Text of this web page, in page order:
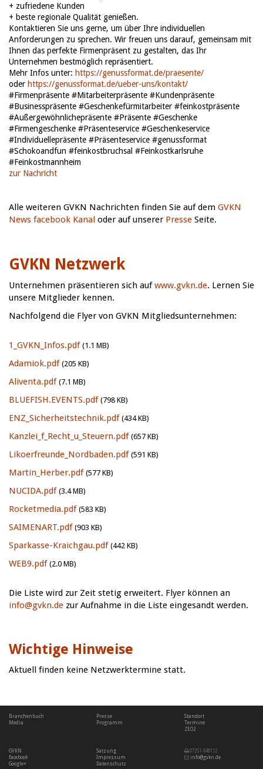
+ zufriedene Kunden
+ beste regionale Qualität genießen.
Kontaktieren Sie uns gerne, um über Ihre individuellen
Anforderungen zu sprechen. Wir freuen uns darauf, gemeinsam mit
Ihnen das perfekte Firmenpräsent zu gestalten, das Ihr
Unternehmen bestmöglich repräsentiert.
Mehr Infos unter: https://genussformat.de/praesente/
oder https://genussformat.de/ueber-uns/kontakt/
#Firmenpräsente #Mitarbeiterpräsente #Kundenpräsente
#Businesspräsente #Geschenkefürmitarbeiter #feinkostpräsente
#Außergewöhnlichepräsente #Präsente #Geschenke
#Firmengeschenke #Präsenteservice #Geschenkeservice
#Individuellepräsente #Präsenteservice #genussformat
#Schokoandfun #feinkostbruchsal #Feinkostkarlsruhe
#Feinkostmannheim
zur Nachricht
Alle weiteren GVKN Nachrichten finden Sie auf dem GVKN
News facebook Kanal oder auf unserer Presse Seite.
GVKN Netzwerk
Unternehmen präsentieren sich aufwww.gvkn.de. Lernen Sie
unsere Mitglieder kennen.
Nachfolgend die Flyer von GVKN Mitgliedsunternehmen:
1_GVKN_Infos.pdf (1.1 MB)
Adamiok.pdf (205 KB)
Aliventa.pdf (7.1 MB)
BLUEFISH.EVENTS.pdf (798 KB)
ENZ_Sicherheitstechnik.pdf (434 KB)
Kanzlei_f_Recht_u_Steuern.pdf (657 KB)
Likoerfreunde_Nordbaden.pdf (591 KB)
Martin_Herber.pdf (577 KB)
NUCIDA.pdf (3.4 MB)
Rocketmedia.pdf (583 KB)
SAIMENART.pdf (903 KB)
Sparkasse-Kraichgau.pdf (442 KB)
WEB9.pdf (2.0 MB)
Die Liste wird zur Zeit stetig erweitert. Flyer können an
info@gvkn.de zur Aufnahme in die Liste eingesandt werden.
Wichtige Hinweise
Aktuell finden keine Netzwerktermine statt.
Branchenbuch
Media
Presse
Programm
Standort
Termine
ZEO2
GVKN
facebook
Google+
Satzung
Impressum
Datenschutz
07251-948112
info@gvkn.de